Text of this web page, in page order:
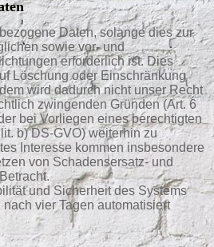
Daten, solange dies zur
sowie vor- und
erforderlich ist. Dies
Löschung oder Einschränkung
wird dadurch nicht unser Recht
zwingenden Gründen (Art. 6
bei Vorliegen eines berechtigten
b) DS-GVO) weiterhin zu
Interesse kommen insbesondere
von Schadensersatz- und
und Sicherheit des Systems
vier Tagen automatisiert